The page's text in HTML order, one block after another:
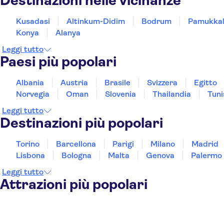
Ozka
Tuntas Family Suites Kusadasi
Hotel Karaaslan
NO-PICKUP
Suhan360 Hotel
Elite World Kusadasi Hotel
AliBabam Hotel & Apartment
My Aegean Star Hotel
Archstone Hotel
Kusadasi Altinkum-Didim Bodrum
Konya
Alanya
Leggi tutto
Paesi più popolari
Albania Austria Brasile Svizzera Egitto
Norvegia
Oman Slovenia Thailandia
Leggi tutto
Destinazioni più popolari
Torino Barcellona Parigi Milano Madrid
Lisbona
Bologna Malta Genova
Palermo
Leggi tutto
Attrazioni più popolari